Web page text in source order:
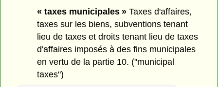
« taxes municipales » Taxes d'affaires,
taxes sur les biens, subventions tenant
lieu de taxes et droits tenant lieu de taxes
d'affaires imposés à des fins municipales
en vertu de la partie 10. ("municipal
taxes")